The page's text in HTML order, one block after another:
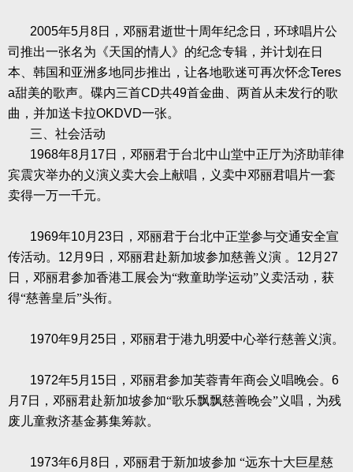
2005年5月 8日，邓丽君逝世十周年纪念日，环球唱片公
司推出一张名为《天国的情人》的纪念专辑，并计划在日
本、韩国和亚洲多地同步推出，让各地歌迷可再次怀念Teres
a甜美的歌声。碟内三首CD共49首金曲、两首从未发行的歌
曲，并加送卡拉OKDVD一张。
三、社会活动
1968年8月 17 日，邓丽君于台北中山堂中正厅为济助菲律
宾震灾举办的义演义卖大会上献唱，义卖中邓丽君唱片一套
卖得一万一千元。
1969年10月 23日，邓丽君于台北中正堂参与交通安全宣
传活动。 12 月 9日，邓丽君赴新加坡参加慈善义演 。 12 月 27
日，邓丽君参加香港工展会为“救童助学运动”义卖活动，获
得“慈善皇后”头衔。
1970年9月 25日，邓丽君于港九明爱中心举行慈善义演。
1972年5月 15日，邓丽君参加芙蓉青年商会义唱晚会。 6
月 7 日，邓丽君赴新加坡参加“歌乐飘飘慈善晚会”义唱，为残
废儿童救济基金募集筹款。
1973年6月 8日，邓丽君于新加坡参加 “远东十大巨星慈